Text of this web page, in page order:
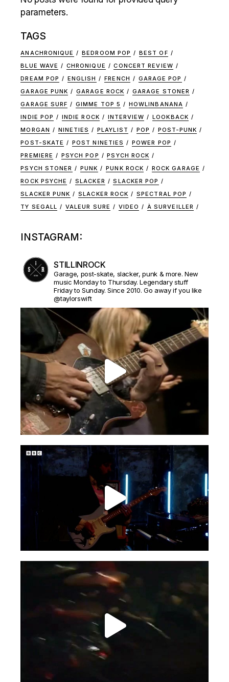
parameters.
TAGS
ANACHRONIQUE BEDROOM POP
BEST OF
BLUE WAVE
CHRONIQUE
CONCERT REVIEW
DREAM POP
ENGLISH FRENCH
GARAGE POP
GARAGE PUNK
GARAGE ROCK
GARAGE STONER
GARAGE SURF
GIMME TOP 5
HOWLINBANANA
INDIE POP
INDIE ROCK INTERVIEW
LOOKBACK
MORGAN
NINETIES PLAYLIST POP
POST-PUNK
POST-SKATE
POST NINETIES
POWER POP
PREMIERE
PSYCH POP
PSYCH ROCK
PSYCH STONER
PUNK PUNK ROCK
ROCK GARAGE
ROCK PSYCHE
SLACKER
SLACKER POP
SLACKER PUNK
SLACKER ROCK
SPECTRAL POP
TY SEGALL
VALEUR SURE VIDEO À SURVEILLER
INSTAGRAM:
STILLINROCK
Garage, post-skate, slacker, punk & more. New
music Monday to Thursday. Legendary stuff
Friday to Sunday. Since 2010. Go away if you like
@taylorswift